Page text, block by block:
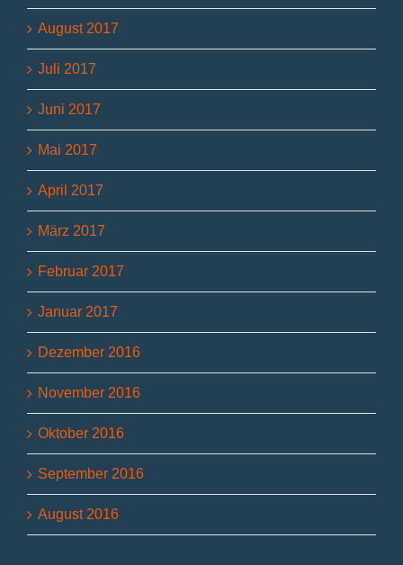
August 2017
Juli 2017
Juni 2017
Mai 2017
April 2017
März 2017
Februar 2017
Januar 2017
Dezember 2016
November 2016
Oktober 2016
September 2016
August 2016